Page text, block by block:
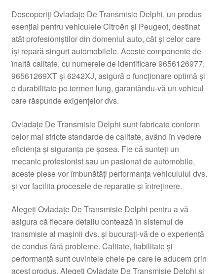
Despre noi
Finalizare comandă
Livrare
Plângere
Plățile
Politică de confidențialitate
Procedura de reclamație
Termeni si conditii
Descoperiți Ovladațe De Transmisie Delphi, un produs
esențial pentru vehiculele Citroën și Peugeot, destinat
atât profesioniștilor din domeniul auto, cât și celor care
își repară singuri automobilele. Aceste componente de
înaltă calitate, cu numerele de identificare 9656126977,
96561269XT și 6242XJ, asigură o funcționare optimă și
o durabilitate pe termen lung, garantându-vă un vehicul
care răspunde exigențelor dvs.
Ovladațe De Transmisie Delphi sunt fabricate conform
celor mai stricte standarde de calitate, având în vedere
eficiența și siguranța pe șosea. Fie că sunteți un
mecanic profesionist sau un pasionat de automobile,
aceste piese vor îmbunătăți performanța vehiculului dvs.
și vor facilita procesele de reparație și întreținere.
Alegeți Ovladațe De Transmisie Delphi pentru a vă
asigura că fiecare detaliu contează în sistemul de
transmisie al mașinii dvs. și bucurați-vă de o experiență
de condus fără probleme. Calitate, fiabilitate și
performanță sunt cuvintele cheie pe care le aducem prin
acest produs. Alegeți Ovladațe De Transmisie Delphi și